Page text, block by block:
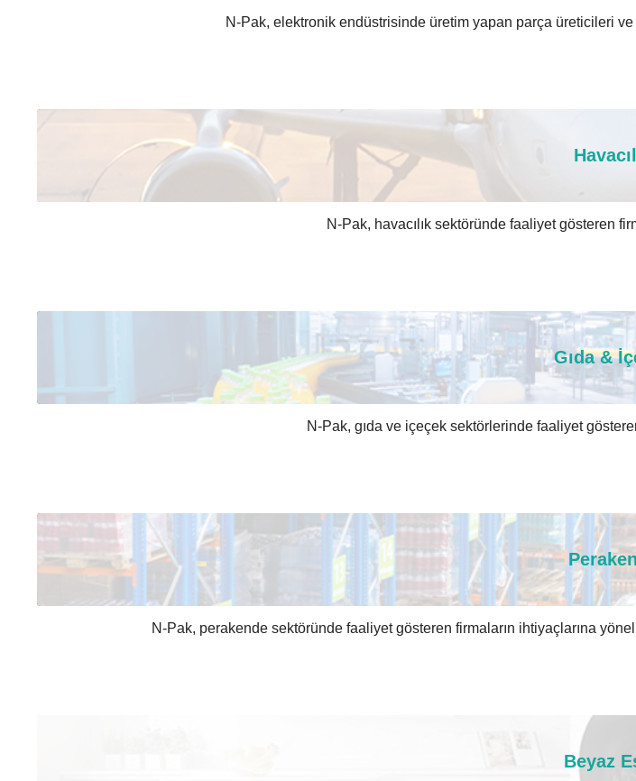
N-Pak, elektronik endüstrisinde üretim yapan parça üreticileri
N-Pak, havacılık sektöründe faaliyet gösteren
Gıda &
N-Pak, gıda ve içeçek sektörlerinde faaliyet
N-Pak, perakende sektöründe faaliyet gösteren firmaların ihtiyaçlarına
Beyaz